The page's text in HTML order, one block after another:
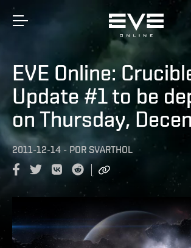
EVE Online:
Update #1 to be
on Thursday,
2011-12-14 - POR SVARTHOL